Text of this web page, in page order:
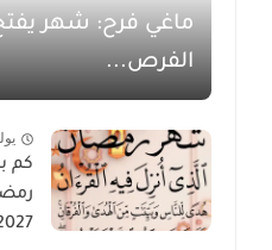
ماغي فرح: شهر
الفرص...
يوليو
كم
2027؟ العد